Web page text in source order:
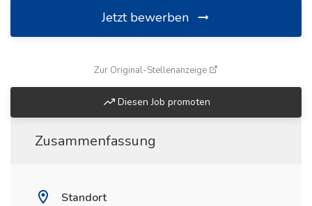
Jetzt bewerben
Zur Original-Stellenanzeige
Diesen Job promoten
Zusammenfassung
Standort